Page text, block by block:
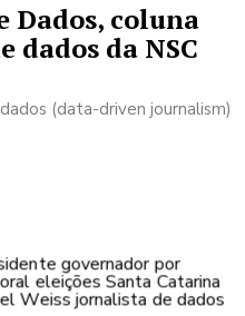
Dados, coluna
dados da NSC
(data-driven journalism)